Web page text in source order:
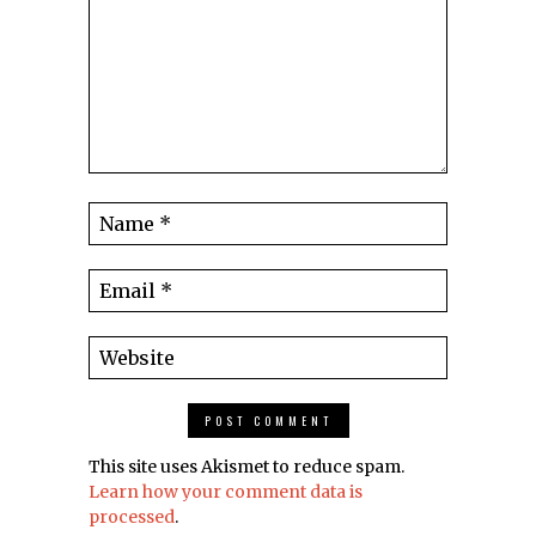
This site uses Akismet to reduce spam.
Learn how your comment data is
processed.